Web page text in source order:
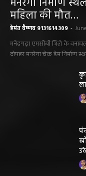
मनरेगा निर्माण
महिला की मौत…
हेमंत वैष्णव 9131614309 -
मनेंद्रगढ़। एमसीबी जिले के
दोपहर मनरेगा चेक डेम निर्माण